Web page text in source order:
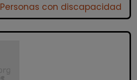
Personas con discapacidad